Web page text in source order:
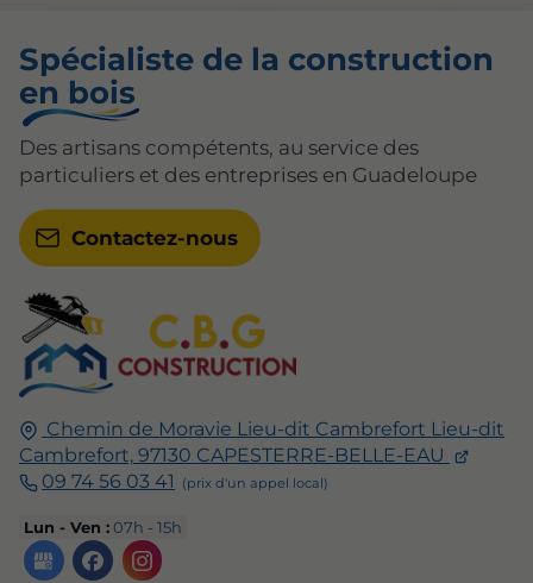
Chemin de Moravie Lieu-dit Cambrefort Lieu-dit
Cambrefort, 97130 CAPESTERRE-BELLE-EAU
09 74 56 03 41
Lun - Ven :07h - 15h
Spécialiste de la construction
en bois
Des artisans compétents, au service des
particuliers et des entreprises en Guadeloupe
Contactez-nous